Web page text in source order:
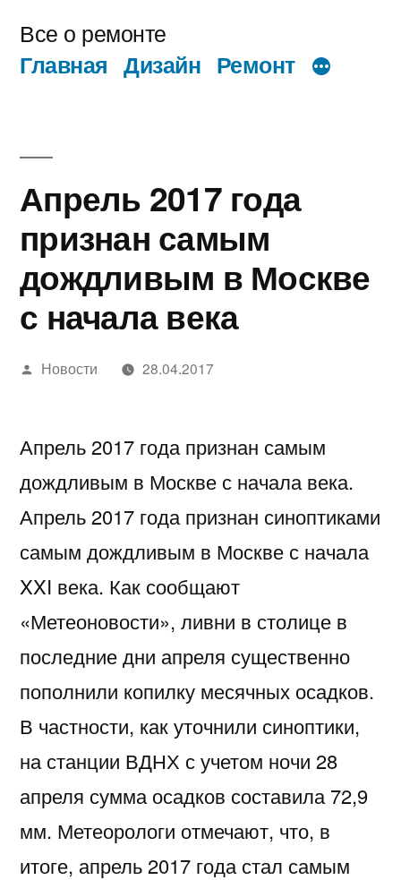
содержимому
Все о ремонте
Главная Дизайн Ремонт
Апрель 2017 года
признан самым
дождливым в Москве
с начала века
Написано
Новости 28.04.2017
Апрель 2017 года признан самым
дождливым в Москве с начала века.
Апрель 2017 года признан синоптиками
самым дождливым в Москве с начала
XXI века. Как сообщают
«Метеоновости», ливни в столице в
последние дни апреля существенно
пополнили копилку месячных осадков.
В частности, как уточнили синоптики,
на станции ВДНХ с учетом ночи 28
апреля сумма осадков составила 72,9
мм. Метеорологи отмечают, что, в
итоге, апрель 2017 года стал самым